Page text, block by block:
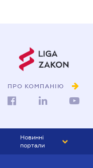
ПРО КОМПАНІЮ
Новинні
портали